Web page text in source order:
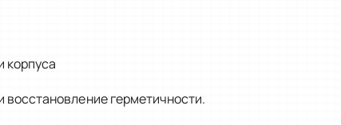
корпуса
герметичности.